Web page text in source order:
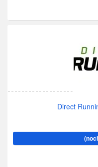
Direct